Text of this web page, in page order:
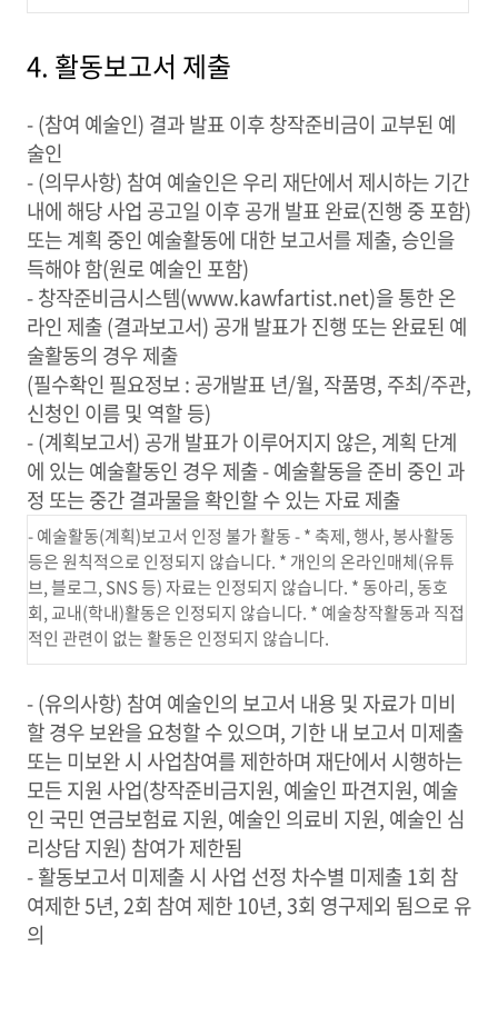
4. 활동보고서 제출
- (참여 예술인) 결과 발표 이후 창작준비금이 교부된 예
술인
- (의무사항) 참여 예술인은 우리 재단에서 제시하는 기간
내에 해당 사업 공고일 이후 공개 발표 완료(진행 중 포함)
또는 계획 중인 예술활동에 대한 보고서를 제출, 승인을
득해야 함(원로 예술인 포함)
- 창작준비금시스템(www.kawfartist.net)을 통한 온
라인 제출 (결과보고서) 공개 발표가 진행 또는 완료된 예
술활동의 경우 제출
(필수확인 필요정보 : 공개발표 년/월, 작품명, 주최/주관,
신청인 이름 및 역할 등)
- (계획보고서) 공개 발표가 이루어지지 않은, 계획 단계
에 있는 예술활동인 경우 제출 - 예술활동을 준비 중인 과
정 또는 중간 결과물을 확인할 수 있는 자료 제출
- 예술활동(계획)보고서 인정 불가 활동 - * 축제, 행사, 봉사활동
등은 원칙적으로 인정되지 않습니다. * 개인의 온라인매체(유튜
브, 블로그, SNS 등) 자료는 인정되지 않습니다. * 동아리, 동호
회, 교내(학내)활동은 인정되지 않습니다. * 예술창작활동과 직접
적인 관련이 없는 활동은 인정되지 않습니다.
- (유의사항) 참여 예술인의 보고서 내용 및 자료가 미비
할 경우 보완을 요청할 수 있으며, 기한 내 보고서 미제출
또는 미보완 시 사업참여를 제한하며 재단에서 시행하는
모든 지원 사업(창작준비금지원, 예술인 파견지원, 예술
인 국민 연금보험료 지원, 예술인 의료비 지원, 예술인 심
리상담 지원) 참여가 제한됨
- 활동보고서 미제출 시 사업 선정 차수별 미제출 1회 참
여제한 5년, 2회 참여 제한 10년, 3회 영구제외 됨으로 유
의